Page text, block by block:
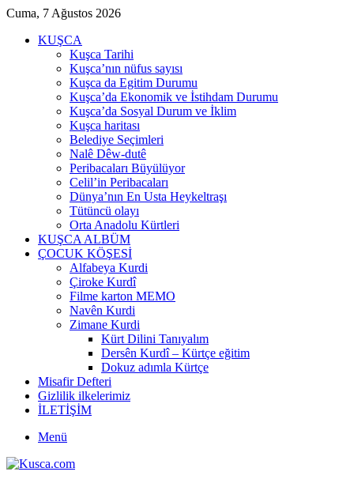
Cuma, 7 Ağustos 2026
KUŞCA
Kuşca Tarihi
Kuşca’nın nüfus sayısı
Kuşca da Egitim Durumu
Kuşca’da Ekonomik ve İstihdam Durumu
Kuşca’da Sosyal Durum ve İklim
Kuşca haritası
Belediye Seçimleri
Nalê Dêw-dutê
Peribacaları Büyülüyor
Celil’in Peribacaları
Dünya’nın En Usta Heykeltraşı
Tütüncü olayı
Orta Anadolu Kürtleri
KUŞCA ALBÜM
ÇOCUK KÖŞESİ
Alfabeya Kurdi
Çiroke Kurdî
Filme karton MEMO
Navên Kurdi
Zimane Kurdi
Kürt Dilini Tanıyalım
Dersên Kurdî – Kürtçe eğitim
Dokuz adımla Kürtçe
Misafir Defteri
Gizlilik ilkelerimiz
İLETİŞİM
Menü